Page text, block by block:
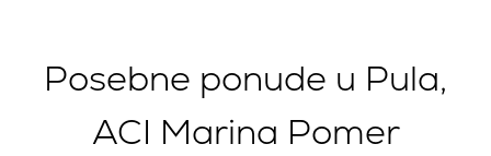
Posebne ponude u Pula,
ACI Marina Pomer